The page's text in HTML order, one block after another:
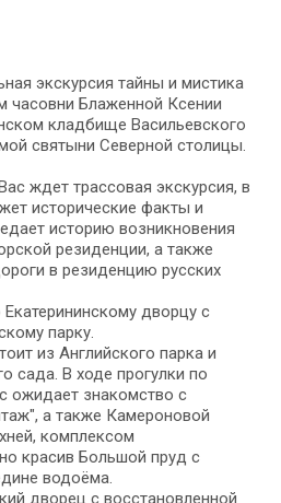
экскурсия тайны и мистика
часовни Блаженной Ксении
кладбище Васильевского
святыни Северной столицы.
ждет трассовая экскурсия, в
исторические факты и
историю возникновения
резиденции, а также
в резиденцию русских
дворцу с
парку.
из Английского парка и
сада. В ходе прогулки по
ожидает знакомство с
а также Камероновой
комплексом
красив Большой пруд с
водоёма.
дворец с восстановленной